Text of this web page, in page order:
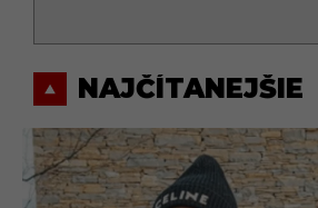
NAJČÍTANEJŠIE